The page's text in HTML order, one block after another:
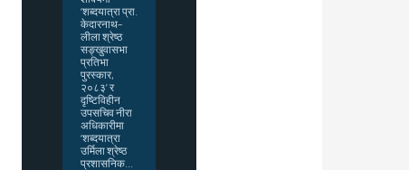
‘शब्दयात्रा प्रा.
केदारनाथ–
लीला श्रेष्ठ
सङ्खुवासभा
प्रतिभा
पुरस्कार,
२०८३’ र
दृष्टिविहीन
उपसचिव नीरा
अधिकारीमा
‘शब्दयात्रा
उर्मिला श्रेष्ठ
प्रशासनिक...